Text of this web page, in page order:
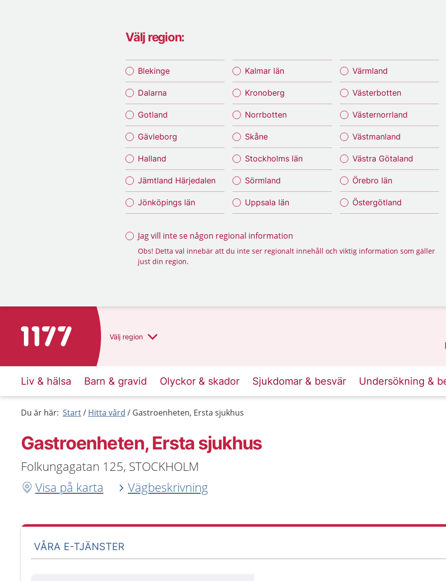
Välj region:
Blekinge
Dalarna
Gotland
Gävleborg
Halland
Jämtland Härjedalen
Jönköpings län
Kalmar län
Kronoberg
Norrbotten
Skåne
Stockholms län
Sörmland
Uppsala län
Värmland
Västerbotten
Västernorrland
Västmanland
Västra Götaland
Örebro län
Östergötland
Jag vill inte se någon regional information
Obs! Detta val innebär att du inte ser regionalt innehåll och viktig information som gäller
just din region.
Till startsidan för 1177 Välj region
Liv & hälsa Barn & gravid Olyckor & skador Sjukdomar & besvär Undersökning &
Du är här: Start Hitta vård Gastroenheten, Ersta sjukhus
Gastroenheten, Ersta sjukhus
Folkungagatan 125, STOCKHOLM
Visa på karta
Vägbeskrivning
VÅRA E-TJÄNSTER